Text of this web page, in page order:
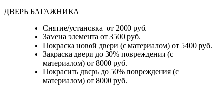
ДВЕРЬ БАГАЖНИКА
Снятие/установка от 2000 руб.
Замена элемента от 3500 руб.
Покраска новой двери (с материалом) от 5400 руб.
Закраска двери до 30% повреждения (с
материалом) от 8000 руб.
Покрасить дверь до 50% повреждения (с
материалом) от 8000 руб.